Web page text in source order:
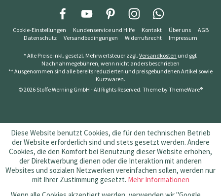
Cookie-Einstellungen Kundenservice und Hilfe Kontakt Über uns
AGB
Datenschutz
Versandbedingungen Widerrufsrecht Impressum
* Alle Preise inkl. gesetzl. Mehrwertsteuer zzgl. Versandkosten und ggf.
Nachnahmegebühren, wenn nicht anders beschrieben
** Ausgenommen sind alle bereits reduzierten und preisgebundenen Artikel sowie
Kurzwaren.
© 2026 Stoffe Werning GmbH - All Rights Reserved. Theme byThemeWare®
Diese Website benutzt Cookies, die für den technischen Betrieb
der Website erforderlich sind und stets gesetzt werden. Andere
Cookies, die den Komfort bei Benutzung dieser Website erhöhen,
der Direktwerbung dienen oder die Interaktion mit anderen
Websites und sozialen Netzwerken vereinfachen sollen, werden nur
mit Ihrer Zustimmung gesetzt. Mehr Informationen